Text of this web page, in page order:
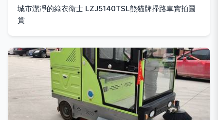
城市潔凈的綠衣衛士 LZJ5140TSL熊貓牌掃路車實拍圖
賞